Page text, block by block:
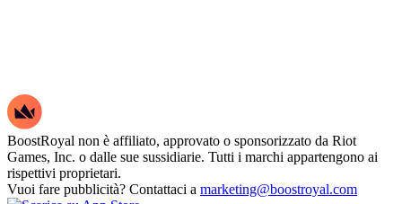
BoostRoyal non è affiliato, approvato o sponsorizzato da Riot
Games, Inc. o dalle sue sussidiarie. Tutti i marchi appartengono ai
rispettivi proprietari.
Vuoi fare pubblicità? Contattaci a marketing@boostroyal.com